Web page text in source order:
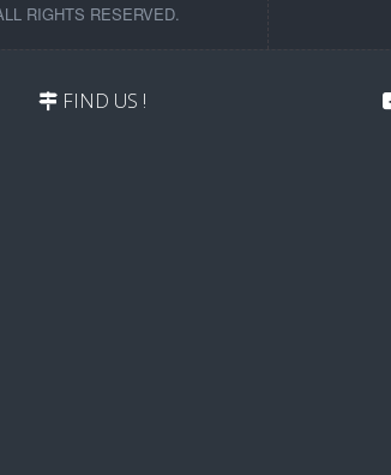
RIGHTS RESERVED.
FIND US !